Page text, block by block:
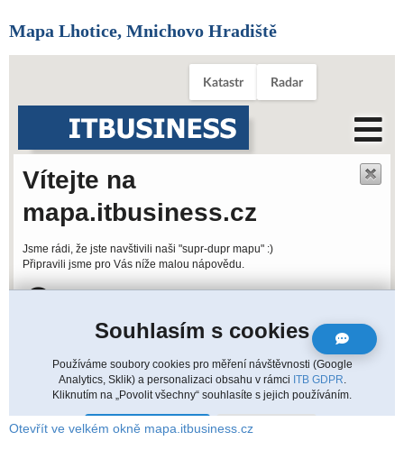
Mapa Lhotice, Mnichovo Hradiště
Otevřít ve velkém okně mapa.itbusiness.cz